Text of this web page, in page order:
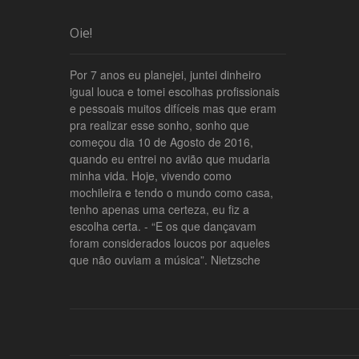
Oie!
Por 7 anos eu planejei, juntei dinheiro
igual louca e tomei escolhas profissionais
e pessoais muitos difíceis mas que eram
pra realizar esse sonho, sonho que
começou dia 10 de Agosto de 2016,
quando eu entrei no avião que mudaria
minha vida. Hoje, vivendo como
mochileira e tendo o mundo como casa,
tenho apenas uma certeza, eu fiz a
escolha certa. - “E os que dançavam
foram considerados loucos por aqueles
que não ouviam a música”. Nietzsche